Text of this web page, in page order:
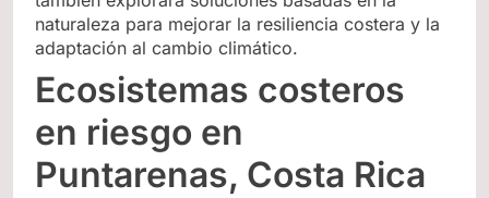
naturaleza para mejorar la resiliencia costera y la
adaptación al cambio climático.
Ecosistemas costeros
en riesgo en
Puntarenas, Costa Rica